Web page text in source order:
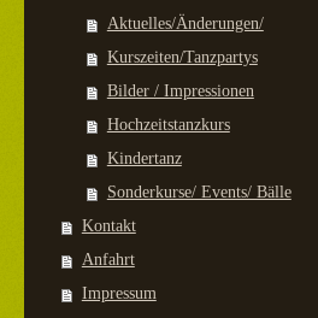
Aktuelles/Änderungen/
Kurszeiten/Tanzpartys
Bilder / Impressionen
Hochzeitstanzkurs
Kindertanz
Sonderkurse/ Events/ Bälle
Kontakt
Anfahrt
Impressum